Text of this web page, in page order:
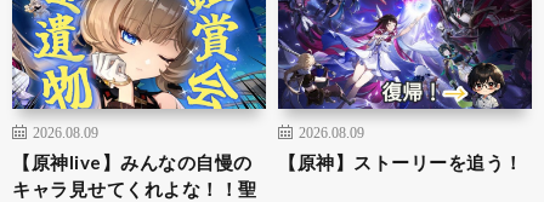
2026.08.09
【原神live】みんなの自慢の
キャラ見せてくれよな！！聖
2026.08.09
【原神】ストーリーを追う！